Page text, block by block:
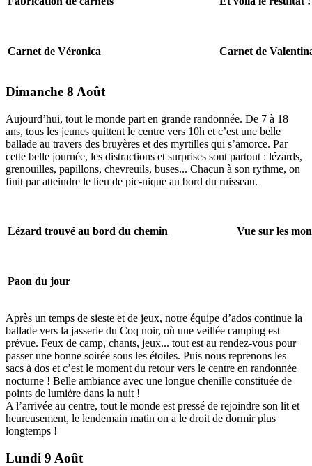
Carnet de Véronica Carnet de
Dimanche 8 Août
Aujourd’hui, tout le monde part en grande randonnée. De 7 à 18
ans, tous les jeunes quittent le centre vers 10h et c’est une belle
ballade au travers des bruyères et des myrtilles qui s’amorce. Par
cette belle journée, les distractions et surprises sont partout : lézards,
grenouilles, papillons, chevreuils, buses... Chacun à son rythme, on
finit par atteindre le lieu de pic-nique au bord du ruisseau.
Lézard trouvé au bord du chemin Vue sur les
Paon du jour
Après un temps de sieste et de jeux, notre équipe d’ados continue la
ballade vers la jasserie du Coq noir, où une veillée camping est
prévue. Feux de camp, chants, jeux... tout est au rendez-vous pour
passer une bonne soirée sous les étoiles. Puis nous reprenons les
sacs à dos et c’est le moment du retour vers le centre en randonnée
nocturne ! Belle ambiance avec une longue chenille constituée de
points de lumière dans la nuit !
A l’arrivée au centre, tout le monde est pressé de rejoindre son lit et
heureusement, le lendemain matin on a le droit de dormir plus
longtemps !
Lundi 9 Août